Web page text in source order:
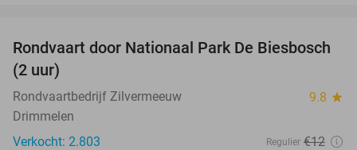
21%
Rondvaart door Nationaal Park De Biesbosch
(2 uur)
Rondvaartbedrijf Zilvermeeuw 9.8 star
Drimmelen
Verkocht: 2.803
Regulier €12